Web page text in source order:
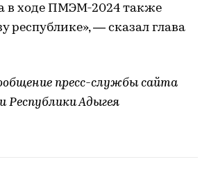
в ходе ПМЭМ-2024 также
республике», — сказал глава
пресс-службы сайта
Адыгея